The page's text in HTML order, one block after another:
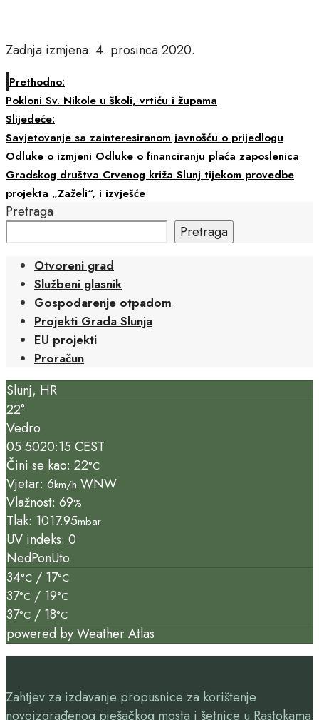
Zadnja izmjena: 4. prosinca 2020.
Prethodno:
Pokloni Sv. Nikole u školi, vrtiću i župama
Slijedeće:
Savjetovanje sa zainteresiranom javnošću o prijedlogu
Odluke o izmjeni Odluke o financiranju plaća zaposlenica
Gradskog društva Crvenog križa Slunj tijekom provedbe
projekta „Zaželi“, i izvješće
Pretraga
Pretraga
Otvoreni grad
Službeni glasnik
Gospodarenje otpadom
Projekti Grada Slunja
EU projekti
Proračun
Slunj, HR
22°
Vedro
05:5020:15 CEST
Čini se kao: 22°C
Vjetar: 6km/h WNW
Vlažnost: 69%
Tlak: 1017.95mbar
UV indeks: 0
NedPonUto
34°C / 17°C
37°C / 19°C
37°C / 18°C
powered byWeather Atlas
Zahtjev za izdavanje propusnice za korištenje
novoizgrađenog pješačkog mosta i šetnice u Rastokama